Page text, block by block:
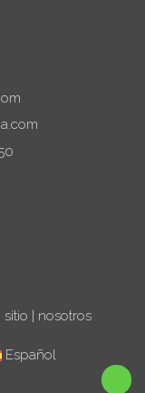
sitio | nosotros
Español